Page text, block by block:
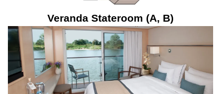
Veranda Stateroom (A, B)